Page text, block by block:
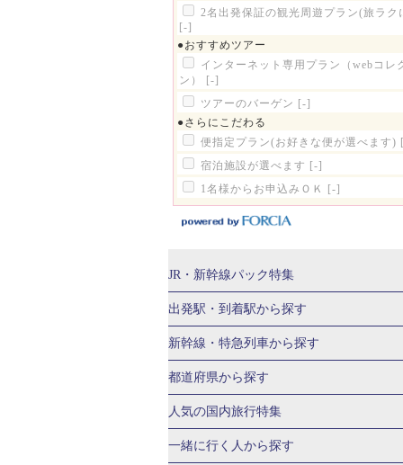
2名出発保証の観光周遊プラン(旅ラク
[-]
●おすすめツアー
インターネット専用プラン（webコレ
ン）
[-]
ツアーのバーゲン [-]
●さらにこだわる
便指定プラン(お好きな便が選べます)
宿泊施設が選べます [-]
1名様からお申込みＯＫ
[-]
JR・新幹線パック特集
JR・新幹線＋ホテルパック
出発駅・到着駅から探す
秋田⇔東京 新幹線パック
富山⇔東京 新幹線パック
東京→青森
東京→京都 新幹線パック
東京→広島 新幹線パック
新幹線・特急列車から探す
北海道新幹線 旅行
上越新幹線 旅行
山陽新幹線 旅行 九
都道府県から探す
北海道旅行・ツアー
山形旅行・ツアー
福島旅行・ツアー
人気の国内旅行特集
東京ディズニーリゾート®への旅
一緒に行く人から探す